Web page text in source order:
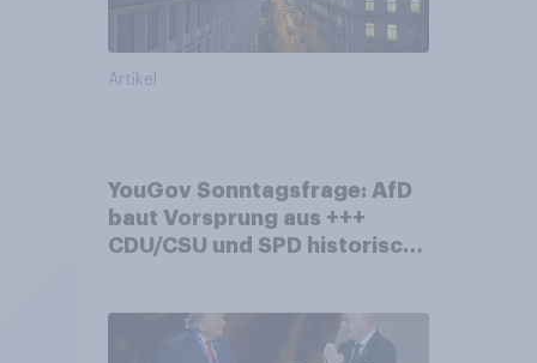
Artikel
YouGov Sonntagsfrage: AfD
baut Vorsprung aus +++
CDU/CSU und SPD historisch
Fußball-WM ohne Politik